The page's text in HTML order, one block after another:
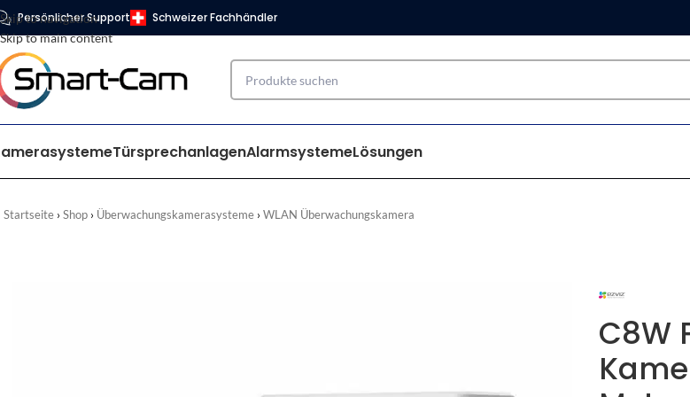
Skip to navigation
Skip to main content
Persönlicher Support Schweizer Fachhändler
TürsprechanlagenAlarmsystemeLösungen
Startseite Shop Überwachungskamerasysteme WLAN Überwachungskamera
C8W